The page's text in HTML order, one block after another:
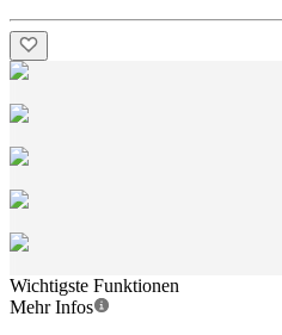
Wichtigste Funktionen
Mehr Infos